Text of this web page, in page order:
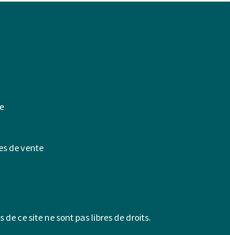
de vente
de ce site ne sont pas libres de droits.